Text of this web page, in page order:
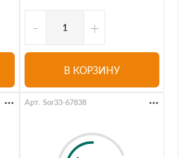
- +
В КОРЗИНУ
Арт. Sor33-67838